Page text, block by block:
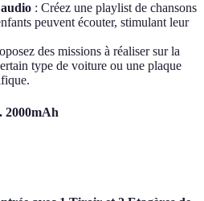
: Créez une playlist de chansons
peuvent écouter, stimulant leur
des missions à réaliser sur la
type de voiture ou une plaque
2000mAh